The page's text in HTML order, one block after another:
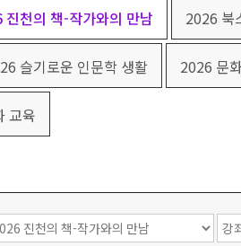
진천의 책-작가와의 만남 2026 북
슬기로운 인문학 생활 2026 문
교육